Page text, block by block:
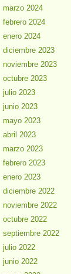
marzo 2024
febrero 2024
enero 2024
diciembre 2023
noviembre 2023
octubre 2023
julio 2023
junio 2023
mayo 2023
abril 2023
marzo 2023
febrero 2023
enero 2023
diciembre 2022
noviembre 2022
octubre 2022
septiembre 2022
julio 2022
junio 2022